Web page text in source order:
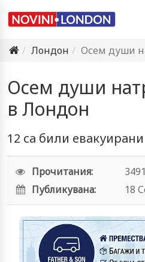
Лондон
Осем души
Осем души
в Лондон
12 са били евакуирани
Прочитания:
3491
Публикувана:
18